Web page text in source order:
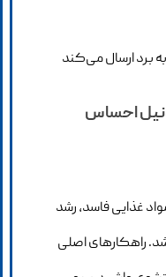
برد ارسال می‌کند
احساس
غذایی فاسد، رشد
راهکارهای اصلی